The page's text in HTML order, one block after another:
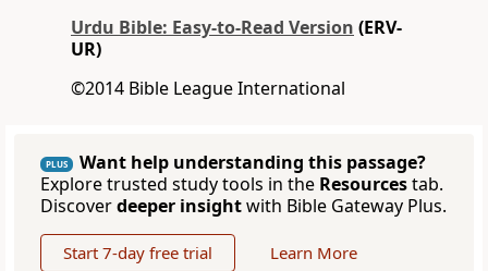
Urdu Bible: Easy-to-Read Version (ERV-
UR)
©2014 Bible League International
PLUS
Want help understanding this passage?
Explore trusted study tools in the Resourcestab.
Discoverdeeper insightwith Bible Gateway Plus.
Start 7-day free trial Learn More